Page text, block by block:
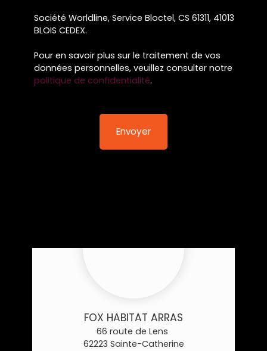
Société Worldline, Service Bloctel, CS 61311, 41013
BLOIS CEDEX.
Pour en savoir plus sur le traitement de vos
données personnelles, veuillez consulter notre
politique de confidentialité.
Envoyer
FOX HABITAT ARRAS
66 route de Lens
62223 Sainte-Catherine